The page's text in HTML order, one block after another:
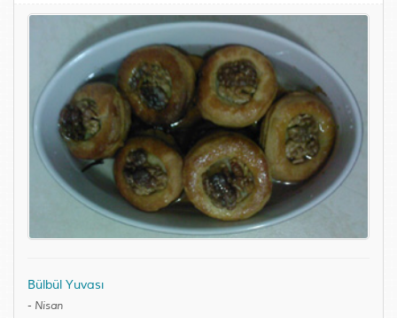
Bülbül Yuvası
- Nisan